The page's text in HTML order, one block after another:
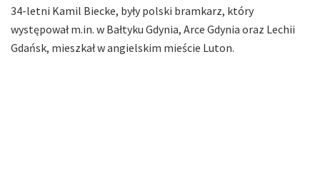
34-letni Kamil Biecke, były polski bramkarz, który
występował m.in. w Bałtyku Gdynia, Arce Gdynia oraz Lechii
Gdańsk, mieszkał w angielskim mieście Luton.